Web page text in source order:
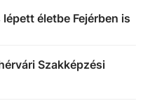
életbe Fejérben is
Szakképzési